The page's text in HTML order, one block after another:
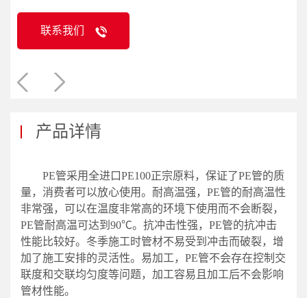
联系我们
产品详情
PE管采用全进口PE100正宗原料，保证了PE管的质
量，消费者可以放心使用。耐高温强，PE管的耐高温性
非常强，可以在温度非常高的环境下使用而不会断裂，
PE管耐高温可达到90℃。抗冲击性强，PE管的抗冲击
性能比较好。冬季施工时管材不易受到冲击而破裂，增
加了施工安排的灵活性。易加工，PE管不会存在控制交
联度和交联均匀度等问题，加工容易且加工后不会影响
管材性能。